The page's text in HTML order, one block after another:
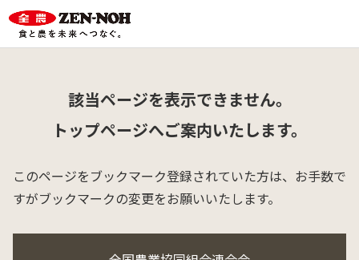
該当ページを表示できません。
トップページへご案内いたします。
このページをブックマーク登録されていた方は、 お手数で
すがブックマークの変更をお願いいたします。